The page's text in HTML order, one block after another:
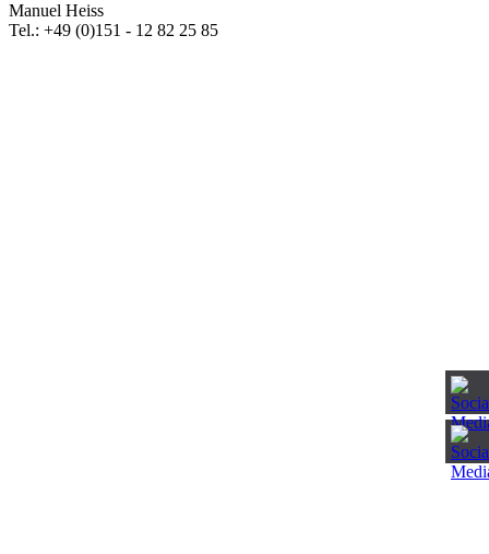
Manuel Heiss
Tel.: +49 (0)151 - 12 82 25 85